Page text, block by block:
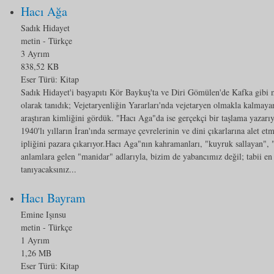
Hacı Ağa
Sadık Hidayet
metin - Türkçe
3 Ayrım
838,52 KB
Eser Türü: Kitap
Sadık Hidayet'i başyapıtı Kör Baykuş'ta ve Diri Gömülen'de Kafka
olarak tanıdık; Vejetaryenliğin Yararları'nda vejetaryen olmakla
araştıran kimliğini gördük. "Hacı Aga"da ise gerçekçi bir taşlama
1940'lı yılların İran'ında sermaye çevrelerinin ve dini çıkarlarına alet
ipliğini pazara çıkarıyor.Hacı Aga"nın kahramanları, "kuyruk
anlamlara gelen "manidar" adlarıyla, bizim de yabancımız değil; tabii
tanıyacaksınız...
Hacı Bayram
Emine Işınsu
metin - Türkçe
1 Ayrım
1,26 MB
Eser Türü: Kitap